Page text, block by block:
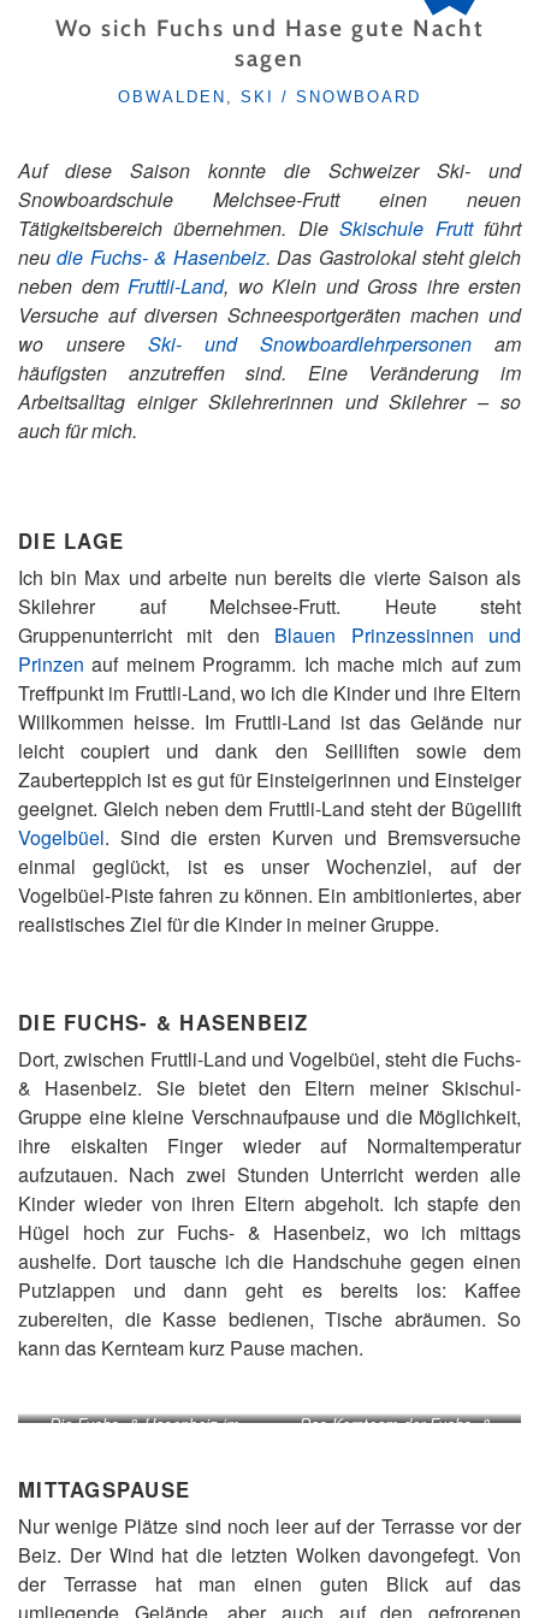
Wo sich Fuchs und Hase gute Nacht
sagen
KATEGORIEN
OBWALDEN , SKI / SNOWBOARD
Auf diese Saison konnte die Schweizer Ski- und
Snowboardschule Melchsee-Frutt einen neuen
Tätigkeitsbereich übernehmen. DieSkischule Fruttführt
neudie Fuchs- & Hasenbeiz. Das Gastrolokal steht gleich
neben dem Fruttli-Land, wo Klein und Gross ihre ersten
Versuche auf diversen Schneesportgeräten machen und
wo unsere Ski- und Snowboardlehrpersonen am
häufigsten anzutreffen sind. Eine Veränderung im
Arbeitsalltag einiger Skilehrerinnen und Skilehrer – so
auch für mich.
DIE LAGE
Ich bin Max und arbeite nun bereits die vierte Saison als
Skilehrer auf Melchsee-Frutt. Heute steht
Gruppenunterricht mit den Blauen Prinzessinnen und
Prinzen auf meinem Programm. Ich mache mich auf zum
Treffpunkt im Fruttli-Land, wo ich die Kinder und ihre Eltern
Willkommen heisse. Im Fruttli-Land ist das Gelände nur
leicht coupiert und dank den Seilliften sowie dem
Zauberteppich ist es gut für Einsteigerinnen und Einsteiger
geeignet. Gleich neben dem Fruttli-Land steht der Bügellift
Vogelbüel. Sind die ersten Kurven und Bremsversuche
einmal geglückt, ist es unser Wochenziel, auf der
Vogelbüel-Piste fahren zu können. Ein ambitioniertes, aber
realistisches Ziel für die Kinder in meiner Gruppe.
DIE FUCHS- & HASENBEIZ
Dort, zwischen Fruttli-Land und Vogelbüel, steht die Fuchs-
& Hasenbeiz. Sie bietet den Eltern meiner Skischul-
Gruppe eine kleine Verschnaufpause und die Möglichkeit,
ihre eiskalten Finger wieder auf Normaltemperatur
aufzutauen. Nach zwei Stunden Unterricht werden alle
Kinder wieder von ihren Eltern abgeholt. Ich stapfe den
Hügel hoch zur Fuchs- & Hasenbeiz, wo ich mittags
aushelfe. Dort tausche ich die Handschuhe gegen einen
Putzlappen und dann geht es bereits los: Kaffee
zubereiten, die Kasse bedienen, Tische abräumen. So
kann das Kernteam kurz Pause machen.
Die Fuchs- & Hasenbeiz im
Kinderland.
Das Kernteam der Fuchs- &
MITTAGSPAUSE
Nur wenige Plätze sind noch leer auf der Terrasse vor der
Beiz. Der Wind hat die letzten Wolken davongefegt. Von
der Terrasse hat man einen guten Blick auf das